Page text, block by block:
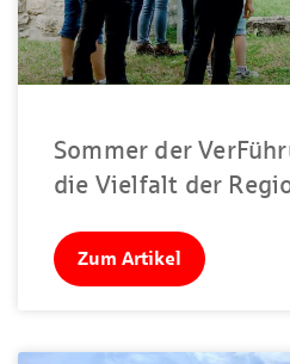
Sommer der
die Vielfalt der
Zum Artikel